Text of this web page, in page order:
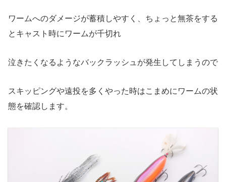
ワームへのダメージが蓄積しやすく、ちょっと無茶をする
とキャスト時にワームが千切れ
泣きたくなるようなバックラッシュが発生してしまうので
スキッピングや遠投を多くやった時はこまめにワームの状
態を確認します。